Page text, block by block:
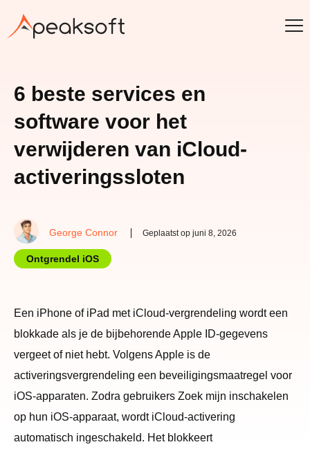
6 beste services en
software voor het
verwijderen van iCloud-
activeringssloten
George Connor Geplaatst op juni 8, 2026
Ontgrendel iOS
Een iPhone of iPad met iCloud-vergrendeling wordt een
blokkade als je de bijbehorende Apple ID-gegevens
vergeet of niet hebt. Volgens Apple is de
activeringsvergrendeling een beveiligingsmaatregel voor
iOS-apparaten. Zodra gebruikers Zoek mijn inschakelen
op hun iOS-apparaat, wordt iCloud-activering
automatisch ingeschakeld. Het blokkeert